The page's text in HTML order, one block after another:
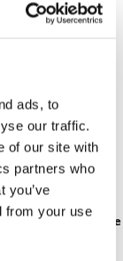
ads, to
our traffic.
of our site with
partners who
you’ve
from your use
Fächer: